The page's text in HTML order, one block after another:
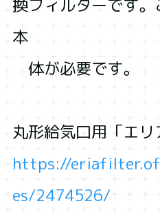
換フィルターです
本
体が必要です。
丸形給気口用「エリ
https://
es/2474526/